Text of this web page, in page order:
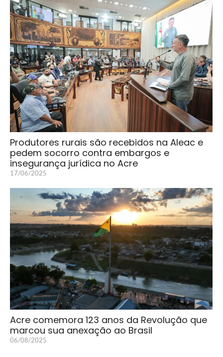
Produtores rurais são recebidos na Aleac e
pedem socorro contra embargos e
insegurança jurídica no Acre
17/06/2025
Acre comemora 123 anos da Revolução que
marcou sua anexação ao Brasil
06/08/2025